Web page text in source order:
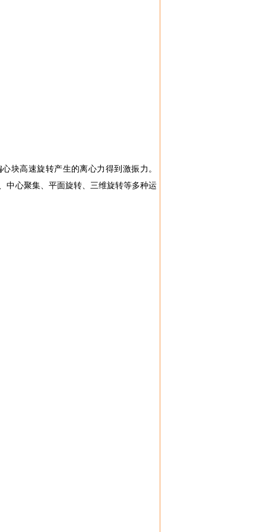
块高速旋转产生的离心力得到激振力。
中心聚集、平面旋转、三维旋转等多种运